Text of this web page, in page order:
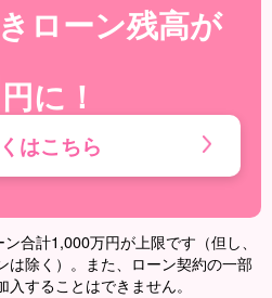
ローン残高が
円に！
はこちら
合計1,000万円が上限です（但し、
は除く）。また、ローン契約の一部
することはできません。